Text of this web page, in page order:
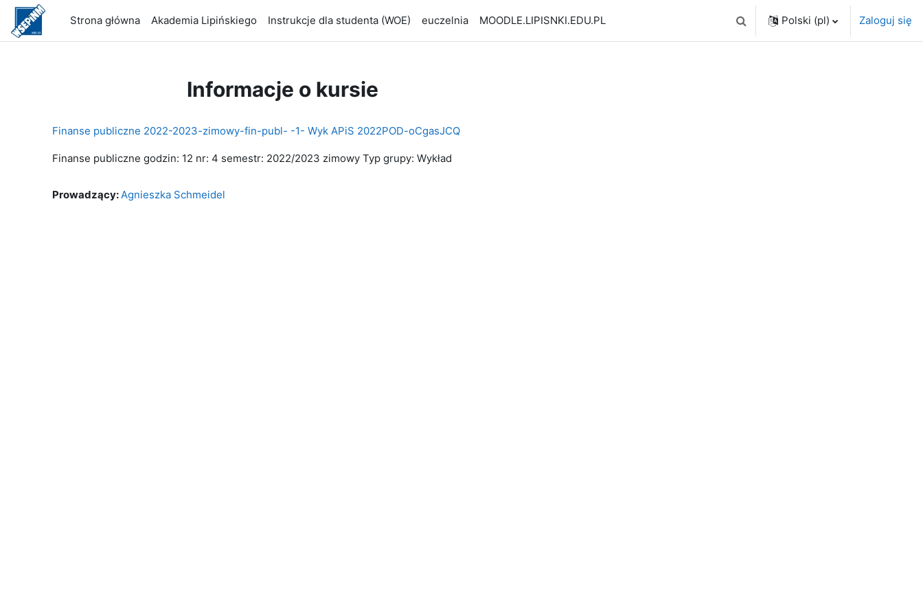
Przejdź do głównej zawartości
Strona główna
Akademia Lipińskiego Instrukcje dla studenta (WOE) euczelnia MOODLE.LIPISNKI.EDU.PL Przełącznik wyszukiwarki
Polski ‎(pl)‎ Zaloguj się
Informacje o kursie
Finanse publiczne 2022-2023-zimowy-fin-publ- -1- Wyk APiS 2022POD-oCgasJCQ
Finanse publiczne godzin: 12 nr: 4 semestr: 2022/2023 zimowy Typ grupy: Wykład
Prowadzący:Agnieszka Schmeidel